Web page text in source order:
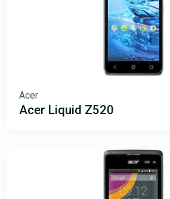
Acer
Acer Liquid Z520